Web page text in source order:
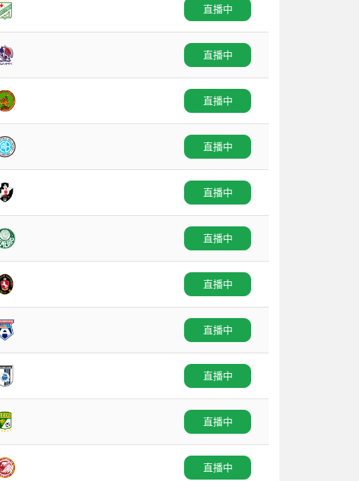
直播中
直播中
直播中
直播中
直播中
直播中
直播中
直播中
直播中
直播中
直播中